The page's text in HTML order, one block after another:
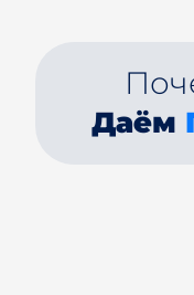
Даём